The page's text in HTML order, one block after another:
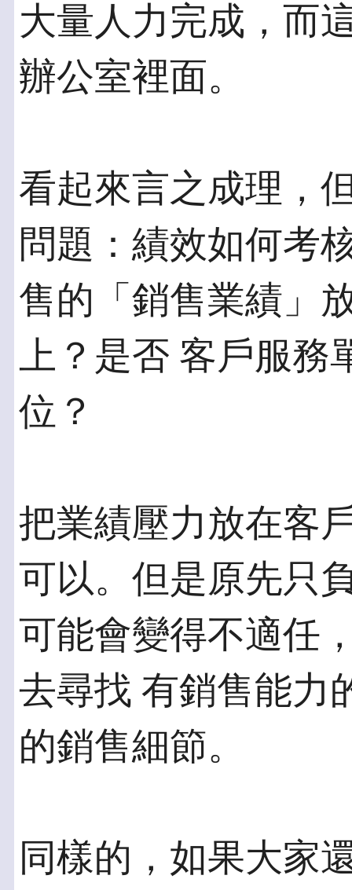
大量人力完成，而
辦公室裡面。
看起來言之成理，
問題：績效如何考
售的「銷售業績」
上？是否 客戶服
位？
把業績壓力放在客
可以。但是原先只
可能會變得不適任
去尋找 有銷售能力
的銷售細節。
同樣的，如果大家